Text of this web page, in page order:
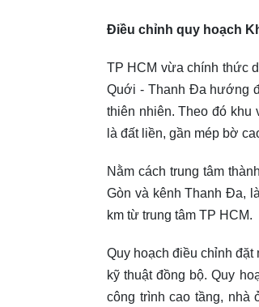
Điều chỉnh quy hoạch
TP HCM vừa chính thức
Quới - Thanh Đa hướng
thiên nhiên. Theo đó khu
là đất liền, gần mép bờ
Nằm cách trung tâm
Gòn và kênh Thanh Đa,
km từ trung tâm TP HCM.
Quy hoạch điều chỉnh đặt
kỹ thuật đồng bộ. Quy
công trình cao tầng, nhà